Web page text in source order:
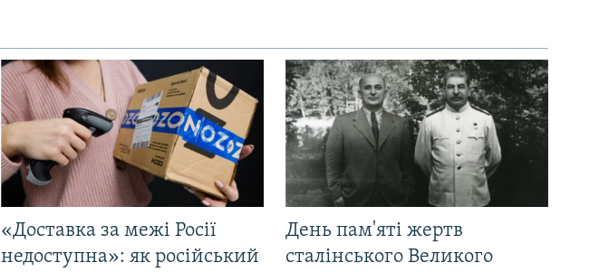
«Доставка за межі Росії
недоступна»: як російський
День пам'яті жертв
сталінського Великого